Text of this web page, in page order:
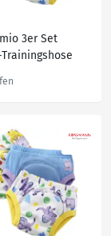
3er Set